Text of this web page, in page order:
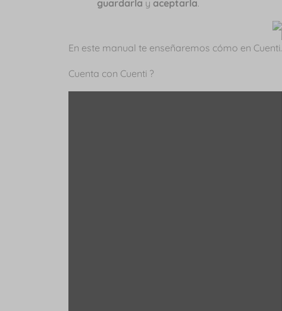
guardarla y aceptarla.
En este manual te enseñaremos cómo en Cuenti.
Cuenta con Cuenti ?